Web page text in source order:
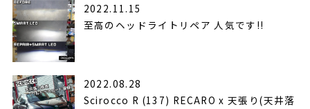
2022.11.15
至高のヘッドライトリペア 人気です!!
2022.08.28
Scirocco R (137) RECARO x 天張り(天井落